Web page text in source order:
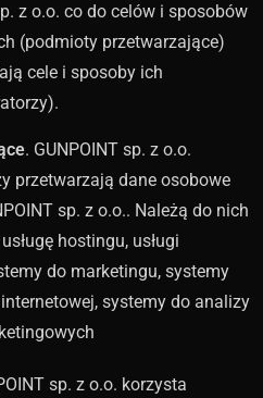
z o.o. co do celów i sposobów
(podmioty przetwarzające)
cele i sposoby ich
. GUNPOINT sp. z o.o.
przetwarzają dane osobowe
sp. z o.o.. Należą do nich
hostingu, usługi
do marketingu, systemy
systemy do analizy
sp. z o.o. korzysta